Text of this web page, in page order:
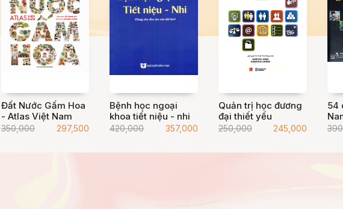
Đất Nước Gấm Hoa
- Atlas Việt Nam
350,000 297,500
Bệnh học ngoại
khoa tiết niệu - nhi
420,000 357,000
Quản trị học đương
đại thiết yếu
250,000 245,000
54